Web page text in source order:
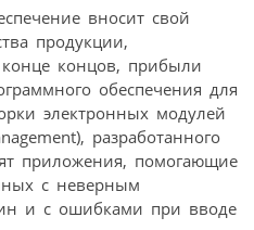
вносит свой
продукции,
концов, прибыли
обеспечения для
электронных модулей
разработанного
приложения, помогающие
с неверным
и с ошибками при вводе